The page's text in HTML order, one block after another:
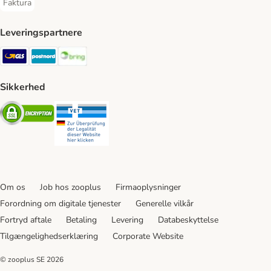
Faktura
Faktura Payment Method
Leveringspartnere
GLS Shipping Method
Postnord Shipping Method
Sikkerhed
Security
Om os Job hos zooplus
Firmaoplysninger
Forordning om digitale tjenester
Generelle vilkår
Fortryd aftale
Betaling Levering
Databeskyttelse
Tilgængelighedserklæring
Corporate Website
© zooplus SE 2026